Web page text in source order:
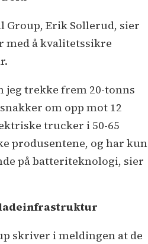
Group, Erik Sollerud, sier
med å kvalitetssikre
jeg trekke frem 20-tonns
om opp mot 12
trucker i 50-65
produsentene, og har kun
på batteriteknologi, sier
skriver i meldingen at de